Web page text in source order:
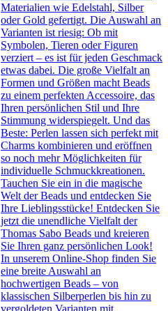
Materialien wie Edelstahl, Silber
oder Gold gefertigt. Die Auswahl an
Varianten ist riesig: Ob mit
Symbolen, Tieren oder Figuren
verziert – es ist für jeden Geschmack
etwas dabei. Die große Vielfalt an
Formen und Größen macht Beads
zu einem perfekten Accessoire, das
Ihren persönlichen Stil und Ihre
Stimmung widerspiegelt. Und das
Beste: Perlen lassen sich perfekt mit
Charms kombinieren und eröffnen
so noch mehr Möglichkeiten für
individuelle Schmuckkreationen.
Tauchen Sie ein in die magische
Welt der Beads und entdecken Sie
Ihre Lieblingsstücke! Entdecken Sie
jetzt die unendliche Vielfalt der
Thomas Sabo Beads und kreieren
Sie Ihren ganz persönlichen Look!
In unserem Online-Shop finden Sie
eine breite Auswahl an
hochwertigen Beads – von
klassischen Silberperlen bis hin zu
vergoldeten Varianten mit